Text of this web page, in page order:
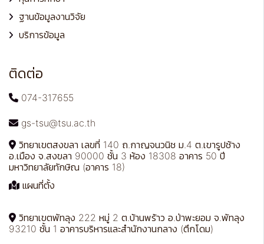
ฐานข้อมูลงานวิจัย
บริการข้อมูล
ติดต่อ
074-317655
gs-tsu@tsu.ac.th
วิทยาเขตสงขลา เลขที่ 140 ถ.กาญจนวนิช ม.4 ต.เขารูปช้าง
อ.เมือง จ.สงขลา 90000 ชั้น 3 ห้อง 18308 อาคาร 50 ปี
มหาวิทยาลัยทักษิณ (อาคาร 18)
แผนที่ตั้ง
วิทยาเขตพัทลุง 222 หมู่ 2 ต.บ้านพร้าว อ.ป่าพะยอม จ.พัทลุง
93210 ชั้น 1 อาคารบริหารและสำนักงานกลาง (ตึกโดม)